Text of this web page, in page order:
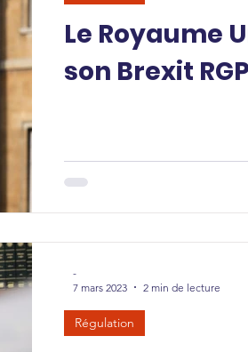
Le Royaume
son Brexit
Régulation
-
7 mars 2023
2 min de lecture